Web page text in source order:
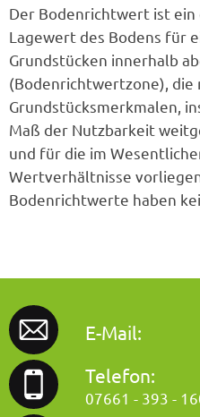
Der Bodenrichtwert ist
Lagewert des Bodens für
Grundstücken innerhalb
(Bodenrichtwertzone), die
Grundstücksmerkmalen,
Maß der Nutzbarkeit
und für die im
Wertverhältnisse
Bodenrichtwerte haben
E-Mail:
Telefon:
07661 - 393 -